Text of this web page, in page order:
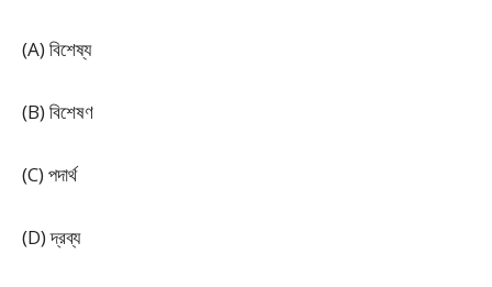
(A) বিশেষ্য
(B) বিশেষণ
(C) পদার্থ
(D) দ্রব্য